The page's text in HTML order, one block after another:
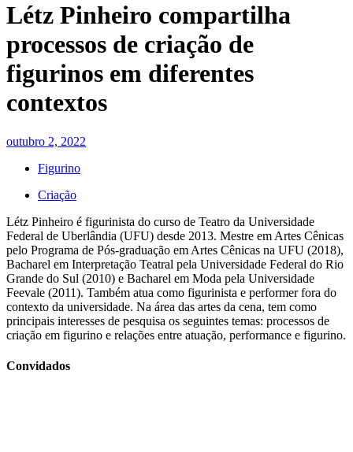
Létz Pinheiro compartilha
processos de criação de
figurinos em diferentes
contextos
outubro 2, 2022
Figurino
Criação
Létz Pinheiro é figurinista do curso de Teatro da Universidade
Federal de Uberlândia (UFU) desde 2013. Mestre em Artes Cênicas
pelo Programa de Pós-graduação em Artes Cênicas na UFU (2018),
Bacharel em Interpretação Teatral pela Universidade Federal do Rio
Grande do Sul (2010) e Bacharel em Moda pela Universidade
Feevale (2011). Também atua como figurinista e performer fora do
contexto da universidade. Na área das artes da cena, tem como
principais interesses de pesquisa os seguintes temas: processos de
criação em figurino e relações entre atuação, performance e figurino.
Convidados